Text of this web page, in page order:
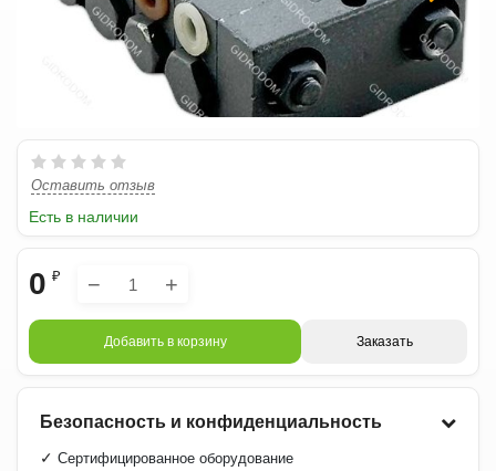
Оставить отзыв
Есть в наличии
0 ₽ − +
Добавить в корзину Заказать
Безопасность и конфиденциальность
✓ Сертифицированное оборудование